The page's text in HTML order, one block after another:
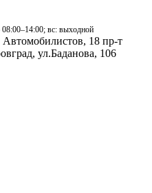
08:00–14:00; вс: выходной
Автомобилистов, 18 пр-т
ул.Баданова, 106